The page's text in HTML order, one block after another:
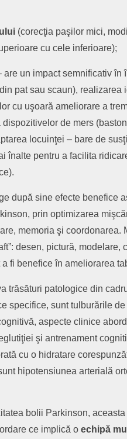
(corecţia paşilor mici,
cu cele inferioare);
are un impact semnificativ în
pat sau scaun), realizarea
cu uşoară ameliorare a
de mers
locuinţei – bare de
înalte pentru a facilita
după sine efecte benefice
prin optimizarea
memoria şi coordonarea.
desen, pictură, modelare,
fi benefice în ameliorarea
trăsături patologice din
specifice, sunt tulburările
aspecte clinice
şi antrenament
cu o hidratare
hipotensiunea arterială
bolii Parkinson,
ce implică o echipă